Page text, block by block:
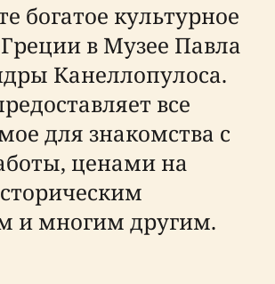
богатое культурное
в Музее Павла
Канеллопулоса.
все
для знакомства с
ценами на
и многим другим.